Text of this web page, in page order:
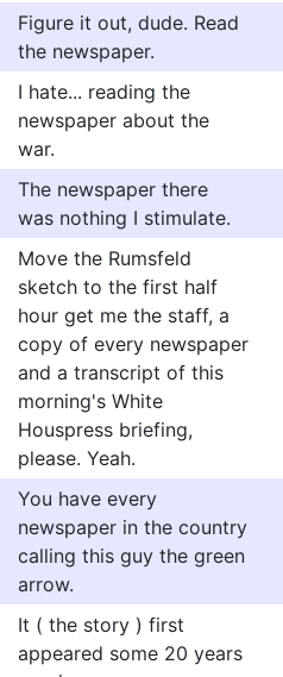
Figure it out, dude. Read
the newspaper.
I hate... reading the
newspaper about the
war.
The newspaper there
was nothing I stimulate.
Move the Rumsfeld
sketch to the first half
hour get me the staff, a
copy of every newspaper
and a transcript of this
morning's White
Houspress briefing,
please. Yeah.
You have every
newspaper in the country
calling this guy the green
arrow.
It ( the story ) first
appeared some 20 years